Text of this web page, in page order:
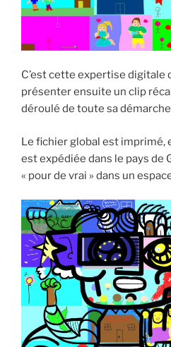
C’est cette expertise digitale
présenter ensuite un clip
déroulé de toute sa
Le fichier global est
est expédiée dans le pays de
« pour de vrai » dans un